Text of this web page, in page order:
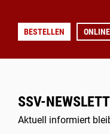
BESTELLEN
SSV-
Aktuell informiert